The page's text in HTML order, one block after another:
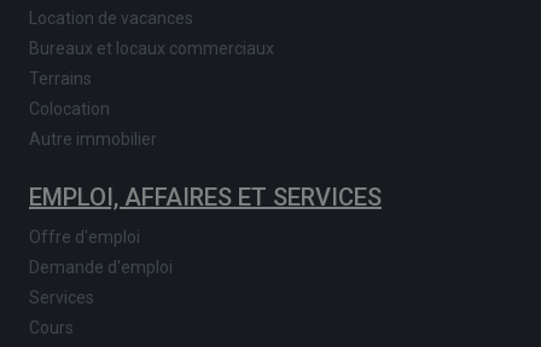
Location de vacances
Bureaux et locaux commerciaux
Terrains
Colocation
Autre immobilier
EMPLOI, AFFAIRES ET SERVICES
Offre d'emploi
Demande d'emploi
Services
Cours